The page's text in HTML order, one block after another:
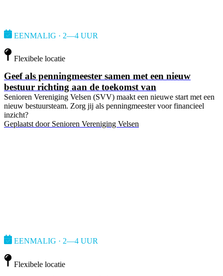
EENMALIG · 2—4 UUR
Flexibele locatie
Geef als penningmeester samen met een nieuw
bestuur richting aan de toekomst van
Senioren Vereniging Velsen (SVV) maakt een nieuwe start met een
nieuw bestuursteam. Zorg jij als penningmeester voor financieel
inzicht?
Geplaatst door Senioren Vereniging Velsen
EENMALIG · 2—4 UUR
Flexibele locatie